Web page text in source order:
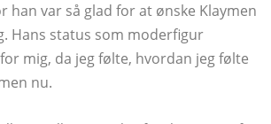
han var så glad for at ønske Klaymen
Hans status som moderfigur
mig, da jeg følte, hvordan jeg følte
nu.